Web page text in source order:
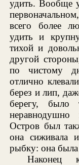
удить. Вообще
всего более
удить и
тихой и
другой
по чистому
отлично
берез и лип,
берегу,
Остров был
она сиживала
рыбку: она
Наконец